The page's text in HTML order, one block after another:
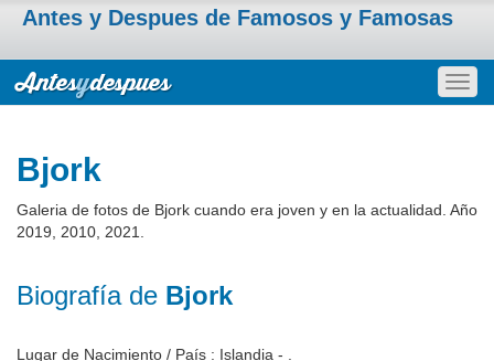
Antes y Despues de Famosos y Famosas
Bjork
Galeria de fotos de Bjork cuando era joven y en la actualidad. Año
2019, 2010, 2021.
Biografía de Bjork
Lugar de Nacimiento / País : Islandia - .